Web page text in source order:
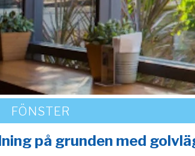
FÖNSTER
på grunden med